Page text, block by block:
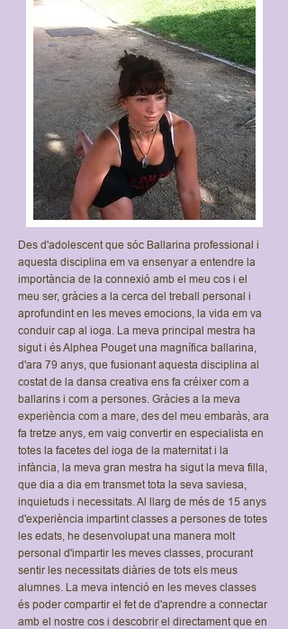
Des d'adolescent que sóc Ballarina professional i
aquesta disciplina em va ensenyar a entendre la
importància de la connexió amb el meu cos i el
meu ser, gràcies a la cerca del treball personal i
aprofundint en les meves emocions, la vida em va
conduir cap al ioga. La meva principal mestra ha
sigut i és Alphea Pouget una magnífica ballarina,
d'ara 79 anys, que fusionant aquesta disciplina al
costat de la dansa creativa ens fa créixer com a
ballarins i com a persones. Gràcies a la meva
experiència com a mare, des del meu embaràs, ara
fa tretze anys, em vaig convertir en especialista en
totes la facetes del ioga de la maternitat i la
infància, la meva gran mestra ha sigut la meva filla,
que dia a dia em transmet tota la seva saviesa,
inquietuds i necessitats. Al llarg de més de 15 anys
d'experiència impartint classes a persones de totes
les edats, he desenvolupat una manera molt
personal d'impartir les meves classes, procurant
sentir les necessitats diàries de tots els meus
alumnes. La meva intenció en les meves classes
és poder compartir el fet de d'aprendre a connectar
amb el nostre cos i descobrir el directament que en